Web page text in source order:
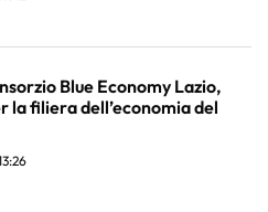
Blue Economy Lazio,
la filiera dell’economia del